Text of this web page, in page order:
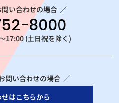
い合わせの場合 ／
8000
17:00 (土日祝を除く)
問い合わせの場合 ／
はこちらから